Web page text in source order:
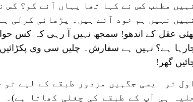
نہیں مطلب کس نے کہا تھا یہاں آنے کو؟ کس
نہیں نہیں ہم خود آئے ہیں۔ پڑھائی کرلی
عقل کے اندھو! سمجھ نہیں آ رہی کہ کس
ہے؟ نہیں ہے سفارش۔ چلیں سی وی
گھر!
اول تو ایسی جگہیں مزدور طبقے کے لیے
ہی آپ کے طبقے کی چغلی کھاتا